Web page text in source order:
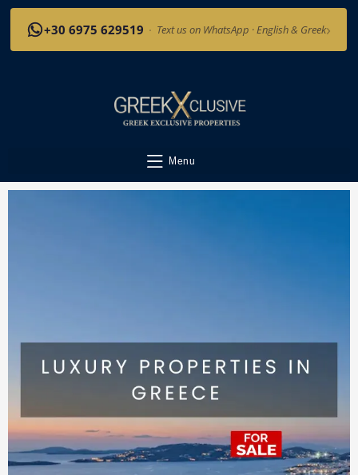
+30 6975 629519 · Text us on WhatsApp · English & Greek›
Menu